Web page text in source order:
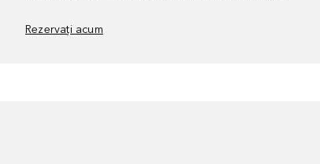
Rezervați acum